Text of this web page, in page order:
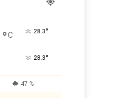
°C 28.3°
28.3°
47 %